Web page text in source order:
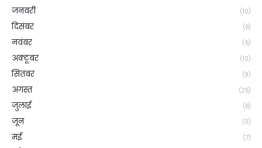
जनवरी (10)
दिसंबर (8)
नवंबर (5)
अक्टूबर (10)
सितंबर (9)
अगस्त (25)
जुलाई (8)
जून (11)
मई (7)